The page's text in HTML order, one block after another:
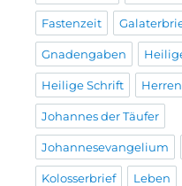
Fastenzeit
Gnadengaben
Heilige Schrift
Johannes der Täufer
Johannesevangelium
Kolosserbrief Leben